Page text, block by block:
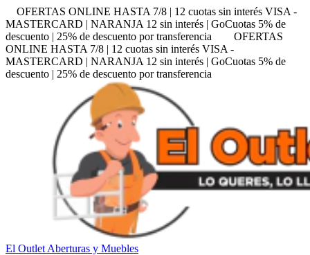
OFERTAS ONLINE HASTA 7/8 | 12 cuotas sin interés VISA -
MASTERCARD | NARANJA 12 sin interés | GoCuotas 5% de
descuento | 25% de descuento por transferencia
OFERTAS
ONLINE HASTA 7/8 | 12 cuotas sin interés VISA -
MASTERCARD | NARANJA 12 sin interés | GoCuotas 5% de
descuento | 25% de descuento por transferencia
El Outlet Aberturas y Muebles